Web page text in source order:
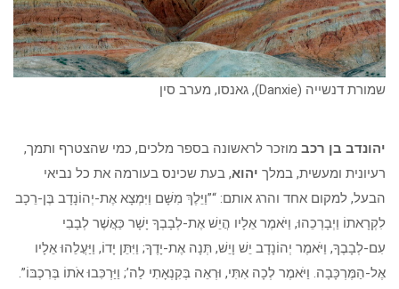
שמורת דנשייה (Danxie), גאנסו, מערב סין
יהונדב בן רכב מוזכר לראשונה בספר מלכים, כמי שהצטרף ותמך,
רעיונית ומעשית, במלך יהוא, בעת שכינס בעורמה את כל נביאי
הבעל, למקום אחד והרג אותם: “”וַיֵּלֶךְ מִשָּׁם וַיִּמְצָא אֶת-יְהוֹנָדָב בֶּן-רֵכָב
לִקְרָאתוֹ וַיְבָרְכֵהוּ, וַיֹּאמֶר אֵלָיו הֲיֵשׁ אֶת-לְבָבְךָ יָשָׁר כַּאֲשֶׁר לְבָבִי
עִם-לְבָבֶךָ, וַיֹּאמֶר יְהוֹנָדָב יֵשׁ וָיֵשׁ, תְּנָה אֶת-יָדֶךָ; וַיִּתֵּן יָדוֹ, וַיַּעֲלֵהוּ אֵלָיו
אֶל-הַמֶּרְכָּבָה. וַיֹּאמֶר לְכָה אִתִּי, וּרְאֵה בְּקִנְאָתִי לַה’; וַיַּרְכִּבוּ אֹתוֹ בְּרִכְבּוֹ”.